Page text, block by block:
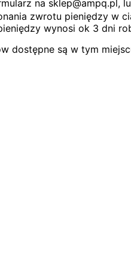
na sklep@ampq.pl,
zwrotu pieniędzy w
wynosi ok 3 dni
dostępne są w tym